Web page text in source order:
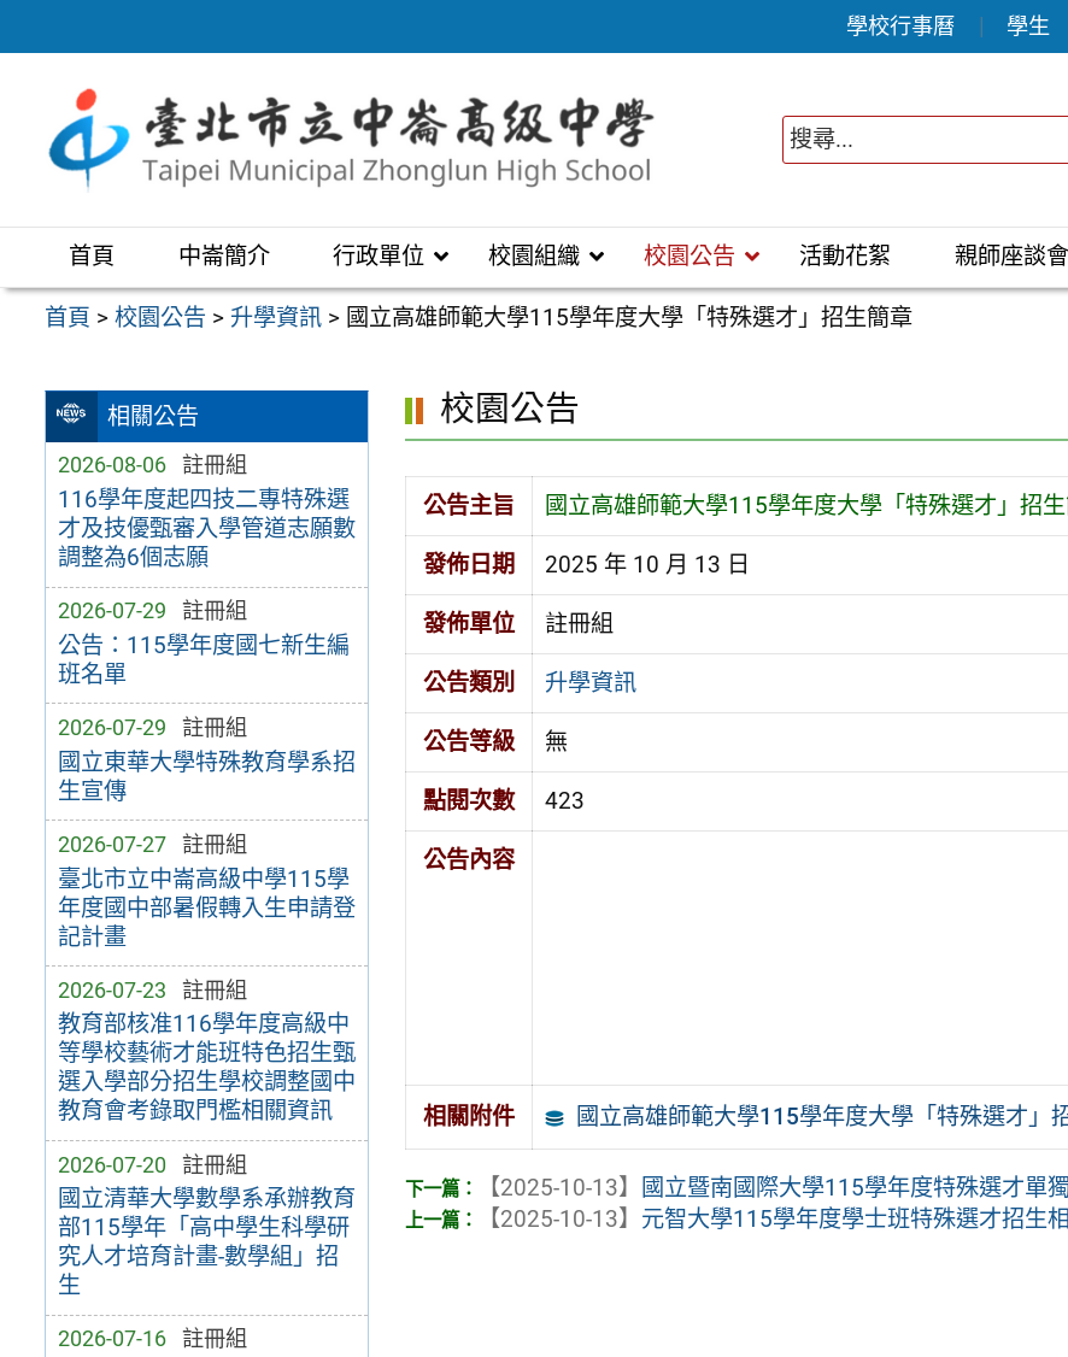
至
區
學校行事曆 學生
首頁 中崙簡介 行政單位 校園組織 校園公告 活動花絮 親師座談
首頁 >校園公告 > 升學資訊 > 國立高雄師範大學115學年度大學「特殊選才」招生簡章
相關公告
2026-08-06 註冊組
116學年度起四技二專特殊選
才及技優甄審入學管道志願數
調整為6個志願
2026-07-29 註冊組
公告：115學年度國七新生編
班名單
2026-07-29 註冊組
國立東華大學特殊教育學系招
生宣傳
2026-07-27 註冊組
臺北市立中崙高級中學115學
年度國中部暑假轉入生申請登
記計畫
2026-07-23 註冊組
教育部核准116學年度高級中
等學校藝術才能班特色招生甄
選入學部分招生學校調整國中
教育會考錄取門檻相關資訊
2026-07-20 註冊組
國立清華大學數學系承辦教育
部115學年「高中學生科學研
究人才培育計畫-數學組」招
生
2026-07-16 註冊組
校園公告
公告主旨 國立高雄師範大學115學年度大學「特殊選才」招
發佈日期 2025 年 10 月 13 日
發佈單位 註冊組
公告類別 升學資訊
公告等級 無
點閱次數 423
公告內容
相關附件 國立高雄師範大學115學年度大學「特殊選才」
【2025-10-13】
國立暨南國際大學115學年度特殊選才單
【2025-10-13】 元智大學115學年度學士班特殊選才招生